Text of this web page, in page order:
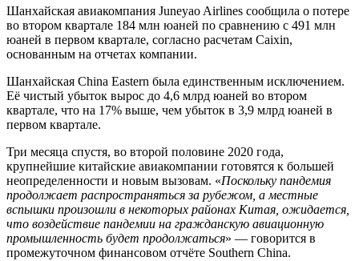
Шанхайская авиакомпания Juneyao Airlines сообщила о потере
во втором квартале 184 млн юаней по сравнению с 491 млн
юаней в первом квартале, согласно расчетам Caixin,
основанным на отчетах компании.
Шанхайская China Eastern была единственным исключением.
Её чистый убыток вырос до 4,6 млрд юаней во втором
квартале, что на 17% выше, чем убыток в 3,9 млрд юаней в
первом квартале.
Три месяца спустя, во второй половине 2020 года,
крупнейшие китайские авиакомпании готовятся к большей
неопределенности и новым вызовам. «Поскольку пандемия
продолжает распространяться за рубежом, а местные
вспышки произошли в некоторых районах Китая, ожидается,
что воздействие пандемии на гражданскую авиационную
промышленность будет продолжаться» — говорится в
промежуточном финансовом отчёте Southern China.